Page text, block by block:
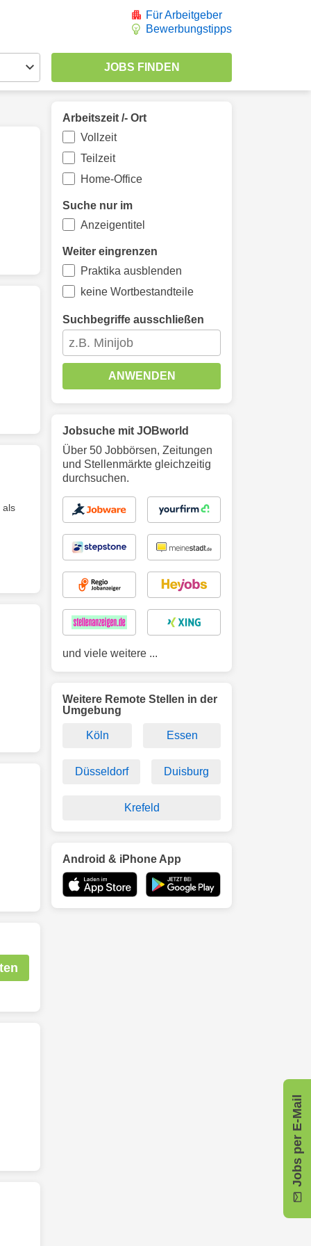
Für Arbeitgeber
Bewerbungstipps
als
Jobs per E-Mail
Arbeitszeit /- Ort
Vollzeit
Teilzeit
Home-Office
Suche nur im
Anzeigentitel
Weiter eingrenzen
Praktika ausblenden
keine Wortbestandteile
Suchbegriffe ausschließen
ANWENDEN
Jobsuche mit JOBworld
Über 50 Jobbörsen, Zeitungen
und Stellenmärkte gleichzeitig
durchsuchen.
und viele weitere ...
Weitere Remote Stellen in der
Umgebung
Köln Essen
Düsseldorf Duisburg
Krefeld
Android & iPhone App